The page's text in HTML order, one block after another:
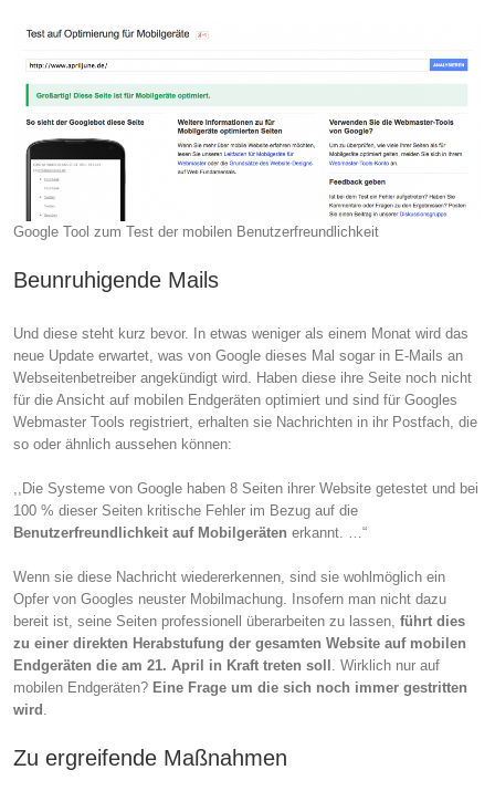
Google Tool zum Test der mobilen Benutzerfreundlichkeit
Beunruhigende Mails
Und diese steht kurz bevor. In etwas weniger als einem Monat wird das
neue Update erwartet, was von Google dieses Mal sogar in E-Mails an
Webseitenbetreiber angekündigt wird. Haben diese ihre Seite noch nicht
für die Ansicht auf mobilen Endgeräten optimiert und sind für Googles
Webmaster Tools registriert, erhalten sie Nachrichten in ihr Postfach, die
so oder ähnlich aussehen können:
,,Die Systeme von Google haben 8 Seiten ihrer Website getestet und bei
100 % dieser Seiten kritische Fehler im Bezug auf die
Benutzerfreundlichkeit auf Mobilgeräten erkannt. …“
Wenn sie diese Nachricht wiedererkennen, sind sie wohlmöglich ein
Opfer von Googles neuster Mobilmachung. Insofern man nicht dazu
bereit ist, seine Seiten professionell überarbeiten zu lassen, führt dies
zu einer direkten Herabstufung der gesamten Website auf mobilen
Endgeräten die am 21. April in Kraft treten soll . Wirklich nur auf
mobilen Endgeräten? Eine Frage um die sich noch immer gestritten
wird .
Zu ergreifende Maßnahmen